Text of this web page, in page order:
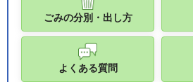
ごみの分別・出し方
よくある質問